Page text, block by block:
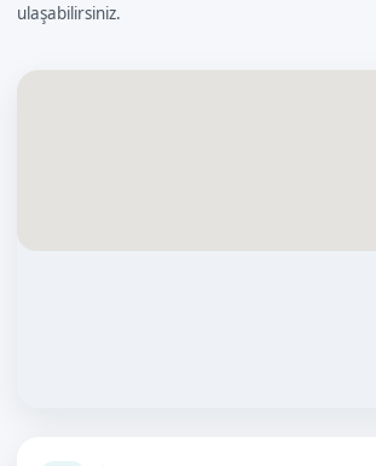
ulaşabilirsiniz.